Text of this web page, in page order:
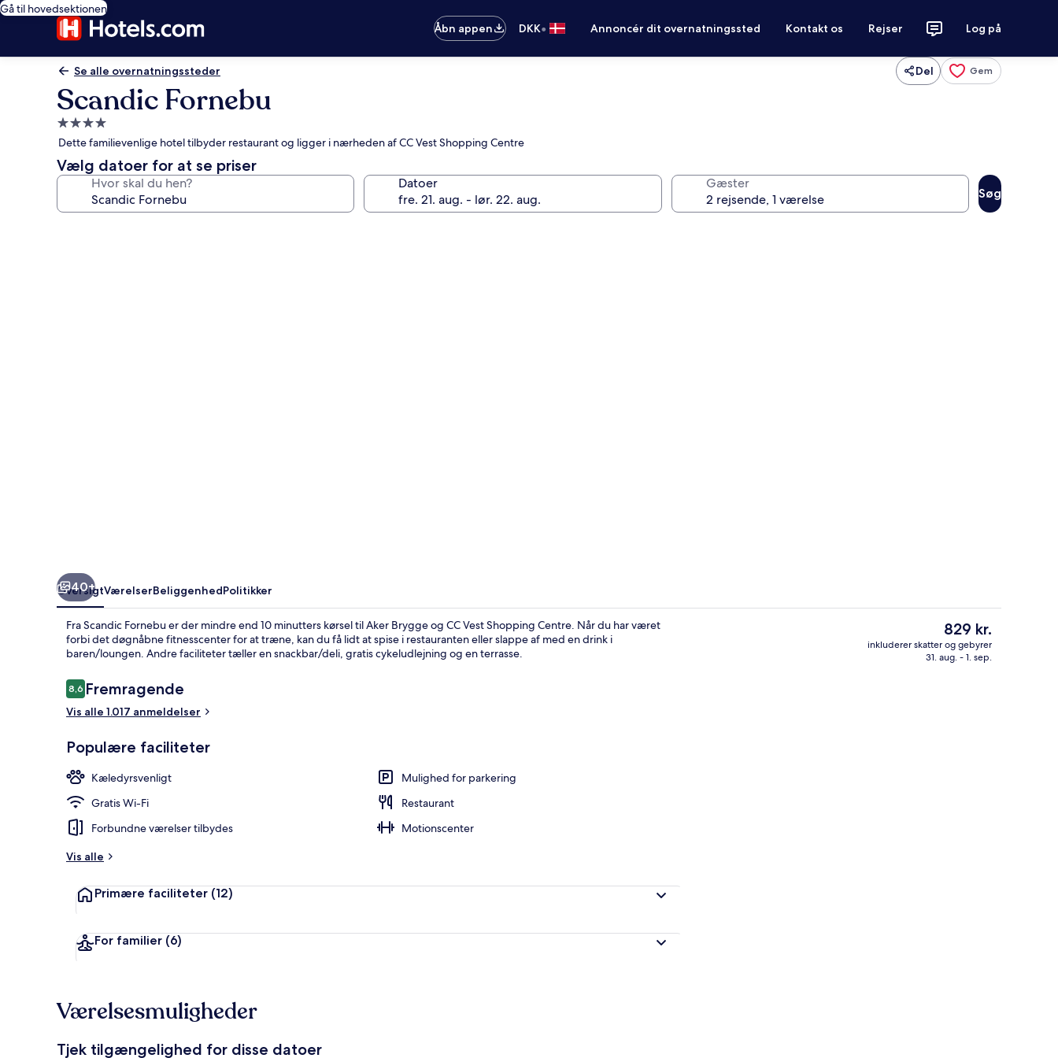
Gå til hovedsektionen
Åbn appen
DKK• Annoncér dit overnatningssted Kontakt os Rejser Log på
Se alle overnatningssteder Del Gem
Scandic Fornebu
4.0-
stjernet
overnatningssted
Dette familievenlige hotel tilbyder restaurant og ligger i nærheden af CC Vest Shopping Centre
Vælg datoer for at se priser
Hvor skal du hen? Datoer Gæster
Søg
40+
OversigtVærelserBeliggenhedPolitikker
Fra Scandic Fornebu er der mindre end 10 minutters kørsel til Aker Brygge og CC Vest Shopping Centre. Når du har været
forbi det døgnåbne fitnesscenter for at træne, kan du få lidt at spise i restauranten eller slappe af med en drink i
baren/loungen. Andre faciliteter tæller en snackbar/deli, gratis cykeludlejning og en terrasse.
Anmeldelser
8,68,6 ud af 10.
Fremragende
Vis alle 1.017 anmeldelser
Populære faciliteter
Kæledyrsvenligt
Mulighed for parkering
Gratis Wi-Fi
Restaurant
Forbundne værelser tilbydes
Motionscenter
Vis alle
Primære faciliteter (12)
For familier (6)
Den
nuværende
pris
829 kr.
inkluderer skatter og gebyrer
31. aug. - 1. sep.
Værelsesmuligheder
Tjek tilgængelighed for disse datoer